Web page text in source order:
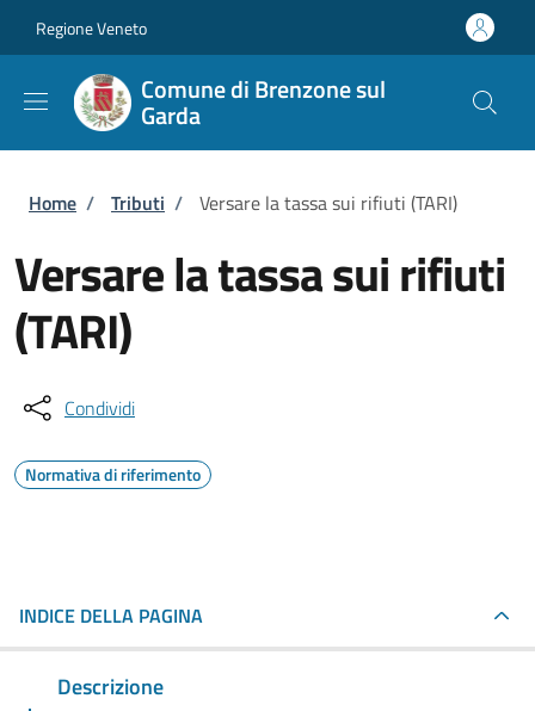
Regione Veneto
Comune di Brenzone sul
Garda
Briciole di pane
Home / Tributi / Versare la tassa sui rifiuti (TARI)
Versare la tassa sui rifiuti
(TARI)
Condividi
Normativa di riferimento
INDICE DELLA PAGINA
Descrizione